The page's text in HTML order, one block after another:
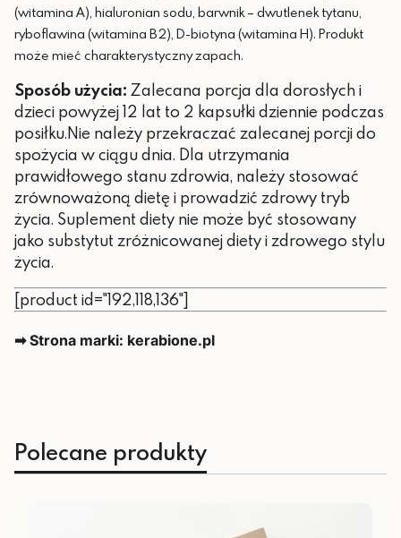
(witamina A), hialuronian sodu, barwnik – dwutlenek tytanu,
ryboflawina (witamina B2), D-biotyna (witamina H). Produkt
może mieć charakterystyczny zapach.
Sposób użycia: Zalecana porcja dla dorosłych i
dzieci powyżej 12 lat to 2 kapsułki dziennie podczas
posiłku.Nie należy przekraczać zalecanej porcji do
spożycia w ciągu dnia. Dla utrzymania
prawidłowego stanu zdrowia, należy stosować
zrównoważoną dietę i prowadzić zdrowy tryb
życia. Suplement diety nie może być stosowany
jako substytut zróżnicowanej diety i zdrowego stylu
życia.
[product id="192,118,136"]
➡ Strona marki: kerabione.pl
Polecane produkty